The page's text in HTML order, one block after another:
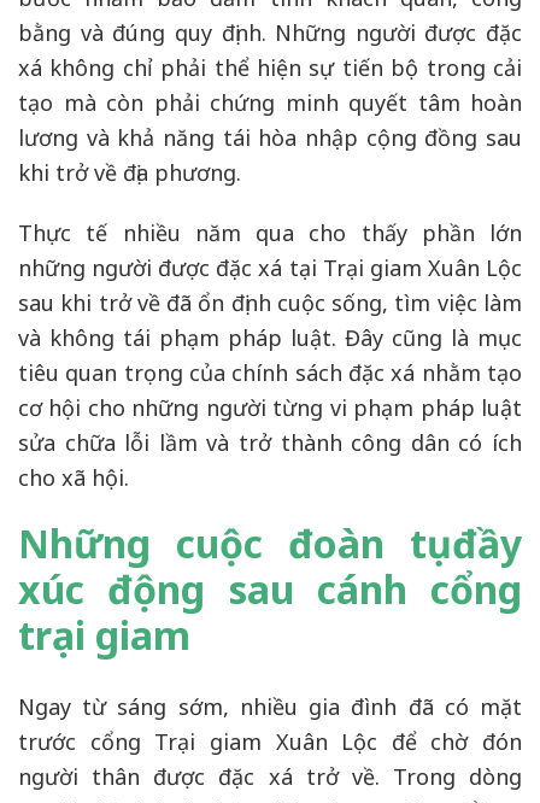
bằng và đúng quy định. Những người được đặc
xá không chỉ phải thể hiện sự tiến bộ trong cải
tạo mà còn phải chứng minh quyết tâm hoàn
lương và khả năng tái hòa nhập cộng đồng sau
khi trở về địa phương.
Thực tế nhiều năm qua cho thấy phần lớn
những người được đặc xá tại Trại giam Xuân Lộc
sau khi trở về đã ổn định cuộc sống, tìm việc làm
và không tái phạm pháp luật. Đây cũng là mục
tiêu quan trọng của chính sách đặc xá nhằm tạo
cơ hội cho những người từng vi phạm pháp luật
sửa chữa lỗi lầm và trở thành công dân có ích
cho xã hội.
Những cuộc đoàn tụ đầy
xúc động sau cánh cổng
trại giam
Ngay từ sáng sớm, nhiều gia đình đã có mặt
trước cổng Trại giam Xuân Lộc để chờ đón
người thân được đặc xá trở về. Trong dòng